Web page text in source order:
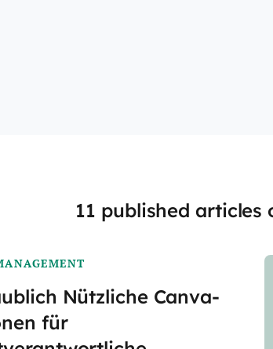
11 published articles
Nützliche Canva-
für